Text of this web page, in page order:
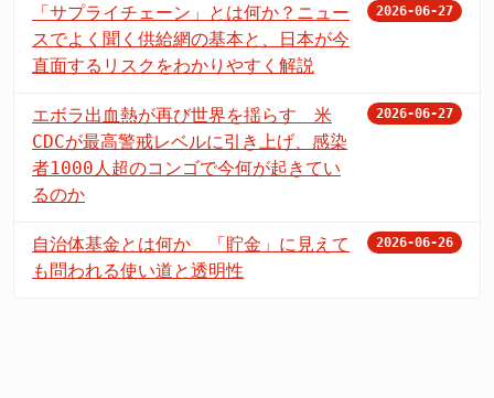
「サプライチェーン」とは何か？ニュー
スでよく聞く供給網の基本と、日本が今
直面するリスクをわかりやすく解説
2026-06-27
エボラ出血熱が再び世界を揺らす 米
CDCが最高警戒レベルに引き上げ、感染
者1000人超のコンゴで今何が起きてい
るのか
2026-06-27
自治体基金とは何か 「貯金」に見えて
も問われる使い道と透明性
2026-06-26